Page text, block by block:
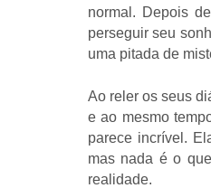
normal. Depois
perseguir seu
uma pitada de
Ao reler os seus
e ao mesmo
parece incrível.
mas nada é o
realidade.